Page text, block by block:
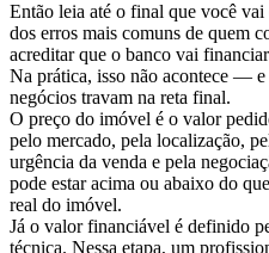
Então leia até o final que você
dos erros mais comuns de quem
acreditar que o banco vai
Na prática, isso não acontece —
negócios travam na reta final.
O preço do imóvel é o valor
pelo mercado, pela localização,
urgência da venda e pela
pode estar acima ou abaixo do
real do imóvel.
Já o valor financiável é definido
técnica. Nessa etapa, um